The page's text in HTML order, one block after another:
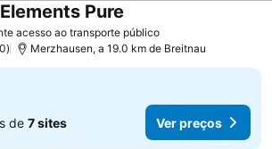
acesso ao transporte público
Pure
Merzhausen, a 19.0 km de Breitnau
de 7 sites Ver preços